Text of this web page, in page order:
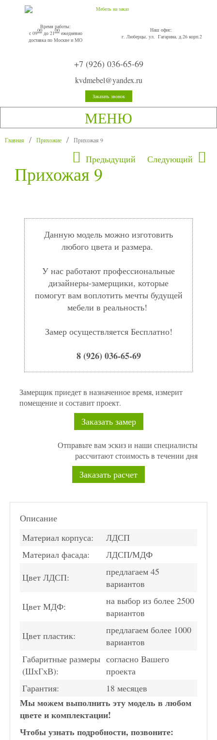
Время работы:
с 0900до 2100ежедневно
доставка по Москве и МО
Наш офис:
г. Люберцы, ул. Гагарина, д.26 корп.2
+7 (926) 036-65-69
kvdmebel@yandex.ru
Заказать звонок
МЕНЮ
Главная Прихожие Прихожая 9
Предыдущий Следующий
Прихожая 9
Данную модель можно изготовить
любого цвета и размера.
У нас работают профессиональные
дизайнеры-замерщики, которые
помогут вам воплотить мечты будущей
мебели в реальность!
Замер осуществляется Бесплатно!
8 (926) 036-65-69
Замерщик приедет в назначенное время, измерит
помещение и составит проект.
Заказать замер
Отправьте вам эскиз и наши специалисты
рассчитают стоимость в течении дня
Заказать расчет
Описание
Материал корпуса:
ЛДСП
Материал фасада:
ЛДСП/МДФ
Цвет ЛДСП:
предлагаем 45
вариантов
Цвет МДФ:
на выбор из более 2500
вариантов
Цвет пластик:
предлагаем более 1000
вариантов
Габаритные размеры
(ШхГхВ):
согласно Вашего
проекта
Гарантия:
18 месяцев
Мы можем выполнить эту модель в любом
цвете и комплектации!
Чтобы узнать подробности, позвоните: